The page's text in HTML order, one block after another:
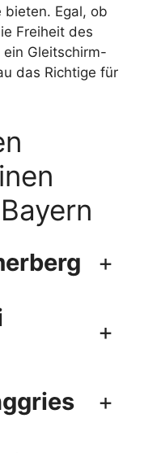
bieten. Egal, ob
Freiheit des
Gleitschirm-
das Richtige für
+
+
+